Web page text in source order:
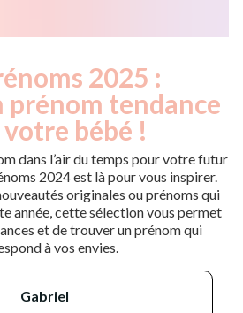
2025 :
prénom tendance
bébé !
dans l’air du temps pour votre futur
2024 est là pour vous inspirer.
originales ou prénoms qui
année, cette sélection vous permet
et de trouver un prénom qui
à vos envies.
gabriel